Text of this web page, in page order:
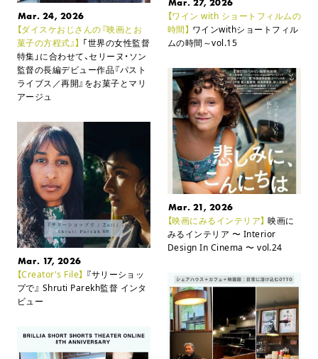
Mar. 27, 2026
【ワイン with ショートフィルムの
時間】 ワインwithショートフィル
ムの時間～vol.15
Mar. 24, 2026
【ダイスケおじさんの『映画とお
菓子の方程式』】 「世界の女性監督
特集」に合わせて、セリーヌ・ソン
監督の長編デビュー作品『パスト
ライブス／再開』をお菓子とマリ
アージュ
Mar. 21, 2026
【映画にみるインテリア】 映画に
みるインテリア 〜 Interior
Design In Cinema 〜 vol.24
Mar. 17, 2026
【Creator's File】 『サリーショッ
プで』 Shruti Parekh監督 インタ
ビュー